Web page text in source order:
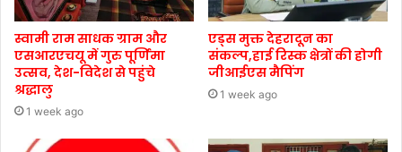
स्वामी राम साधक ग्राम और
एसआरएचयू में गुरु पूर्णिमा
उत्सव, देश-विदेश से पहुंचे
श्रद्धालु
1 week ago
एड्स मुक्त देहरादून का
संकल्प,हाई रिस्क क्षेत्रों की होगी
जीआईएस मैपिंग
1 week ago